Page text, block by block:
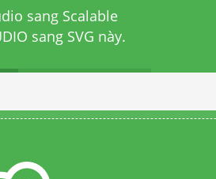
sang Scalable
sang SVG này.